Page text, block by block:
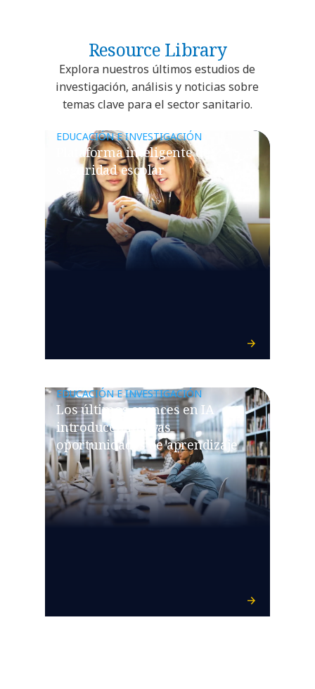
Resource Library
Explora nuestros últimos estudios de
investigación, análisis y noticias sobre
temas clave para el sector sanitario.
EDUCACIÓN E INVESTIGACIÓN
Plataforma inteligente de
seguridad escolar
EDUCACIÓN E INVESTIGACIÓN
Los últimos avances en IA
introducen nuevas
oportunidades de aprendizaje